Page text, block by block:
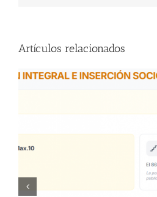
Artículos relacionados